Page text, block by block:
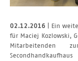
02.12.2016 | Ein
für Maciej Kozlowski,
Mitarbeitenden